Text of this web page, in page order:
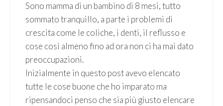
Sono mamma di un bambino di 8 mesi, tutto
sommato tranquillo, a parte i problemi di
crescita come le coliche, i denti, il reflusso e
cose così almeno fino ad ora non ci ha mai dato
preoccupazioni.
Inizialmente in questo post avevo elencato
tutte le cose buone che ho imparato ma
ripensandoci penso che sia più giusto elencare